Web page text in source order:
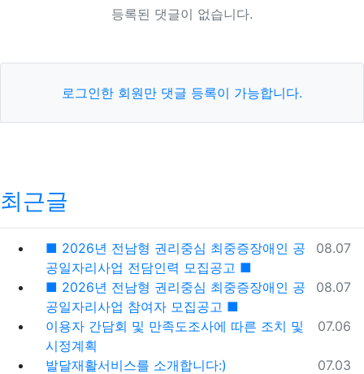
등록된 댓글이 없습니다.
로그인한 회원만 댓글 등록이 가능합니다.
최근글
등록일
08.07
■ 2026년 전남형 권리중심 최중증장애인 공
공일자리사업 전담인력 모집공고 ■
등록일
08.07
■ 2026년 전남형 권리중심 최중증장애인 공
공일자리사업 참여자 모집공고 ■
등록일
07.06
이용자 간담회 및 만족도조사에 따른 조치 및
시정계획
등록일
07.03
발달재활서비스를 소개합니다:)